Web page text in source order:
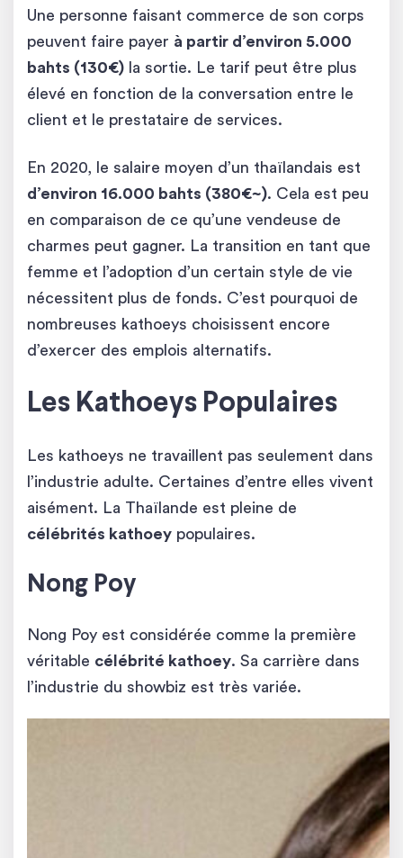
Une personne faisant commerce de son corps
peuvent faire payer à partir d’environ 5.000
bahts (130€) la sortie. Le tarif peut être plus
élevé en fonction de la conversation entre le
client et le prestataire de services.
En 2020, le salaire moyen d’un thaïlandais est
d’environ 16.000 bahts (380€~). Cela est peu
en comparaison de ce qu’une vendeuse de
charmes peut gagner. La transition en tant que
femme et l’adoption d’un certain style de vie
nécessitent plus de fonds. C’est pourquoi de
nombreuses kathoeys choisissent encore
d’exercer des emplois alternatifs.
Les Kathoeys Populaires
Les kathoeys ne travaillent pas seulement dans
l’industrie adulte. Certaines d’entre elles vivent
aisément. La Thaïlande est pleine de
célébrités kathoey populaires.
Nong Poy
Nong Poy est considérée comme la première
véritable célébrité kathoey. Sa carrière dans
l’industrie du showbiz est très variée.